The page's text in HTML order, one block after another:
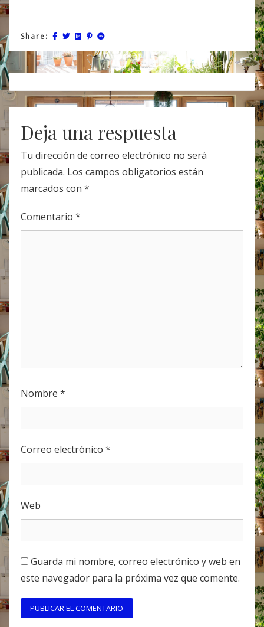
Share:
Post
navigation
Deja una respuesta
Tu dirección de correo electrónico no será
publicada. Los campos obligatorios están
marcados con *
Comentario *
Nombre *
Correo electrónico *
Web
Guarda mi nombre, correo electrónico y web en
este navegador para la próxima vez que comente.